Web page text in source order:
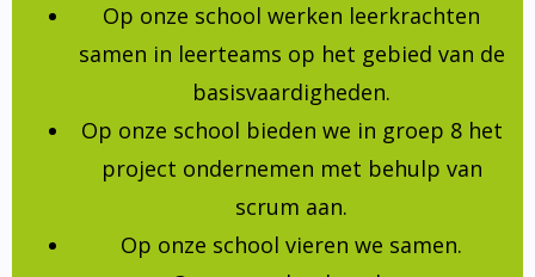
Op onze school werken leerkrachten
samen in leerteams op het gebied van de
basisvaardigheden.
Op onze school bieden we in groep 8 het
project ondernemen met behulp van
scrum aan.
Op onze school vieren we samen.